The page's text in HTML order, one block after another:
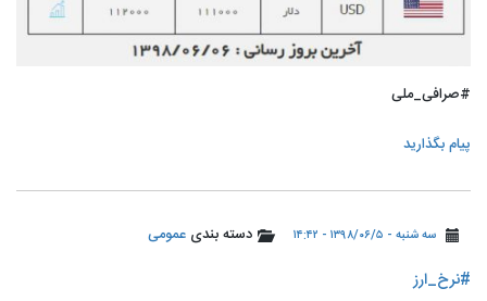
#صرافی_ملی
پیام بگذارید
سه شنبه - ۱۳۹۸/۰۶/۵ - ۱۴:۴۲ دسته بندی عمومی
#نرخ_ارز